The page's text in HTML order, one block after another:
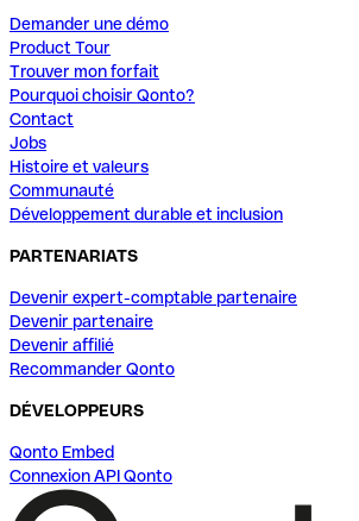
Demander une démo
Product Tour
Trouver mon forfait
Pourquoi choisir Qonto?
Contact
Jobs
Histoire et valeurs
Communauté
Développement durable et inclusion
PARTENARIATS
Devenir expert-comptable partenaire
Devenir partenaire
Devenir affilié
Recommander Qonto
DÉVELOPPEURS
Qonto Embed
Connexion API Qonto